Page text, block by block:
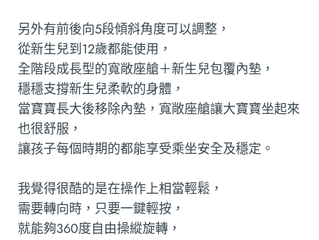
另外有前後向5段傾斜角度可以調整，
從新生兒到12歲都能使用，
全階段成長型的寬敞座艙＋新生兒包覆內墊，
穩穩支撐新生兒柔軟的身體，
當寶寶長大後移除內墊，寬敞座艙讓大寶寶坐起來
也很舒服，
讓孩子每個時期的都能享受乘坐安全及穩定。
我覺得很酷的是在操作上相當輕鬆，
需要轉向時，只要一鍵輕按，
就能夠360度自由操縱旋轉，